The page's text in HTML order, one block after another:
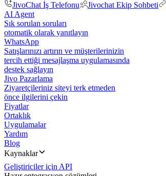
JivoChat İş Telefonu
Jivochat Ekip Sohbeti
AI Agent
Sık sorulan soruları
otomatik olarak yanıtlayın
WhatsApp
Satışlarınızı artırın ve müşterilerinizin
tercih ettiği mesajlaşma uygulamasında
destek sağlayın
Jivo Pazarlama
Ziyaretçileriniz siteyi terk etmeden
önce ilgilerini çekin
Fiyatlar
Ortaklık
Uygulamalar
Yardım
Blog
Kaynaklar
Geliştiriciler için API